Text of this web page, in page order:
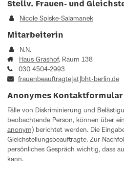
Stellv. Frauen- und
Nicole Spiske‐Salamanek
Mitarbeiterin
N.N.
Haus Grashof, Raum 138
030 4504-2993
frauenbeauftragte[at]bht-berlin.de
Anonymes Kontaktformular
Fälle von Diskriminierung und
beobachtende Person, können über ein
anonym) berichtet werden. Die
Gleichstellungsbeauftragte. Zur
persönliches Gespräch wichtig, dass
kann.